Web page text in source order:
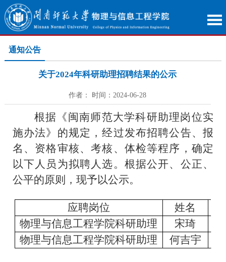
通知公告
关于2024年科研助理招聘结果的公示
作者： 时间：2024-06-28
根据《闽南师范大学科研助理岗位实
施办法》的规定，经过发布招聘公告、报
名、资格审核、考核、体检等程序，确定
以下人员为拟聘人选。根据公开、公正、
公平的原则，现予以公示。
应聘岗位 姓名
物理与信息工程学院科研助理
宋琦
物理与信息工程学院科研助理
何吉宇